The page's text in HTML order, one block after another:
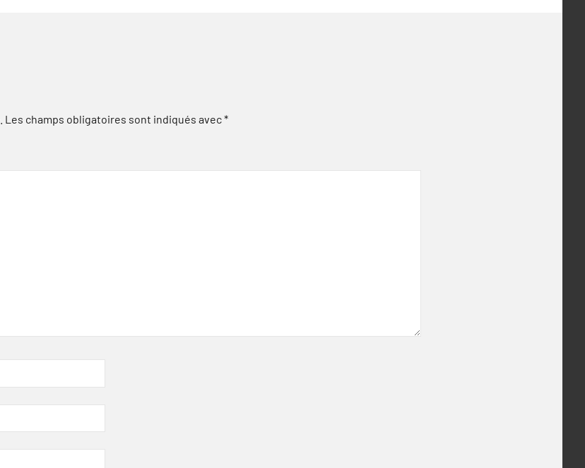
Les champs obligatoires sont indiqués avec*